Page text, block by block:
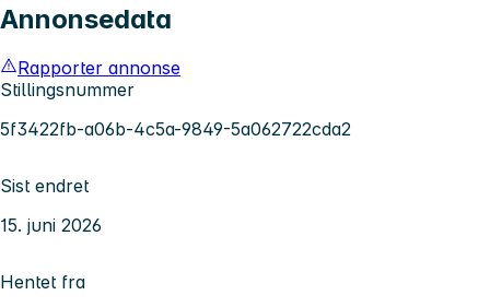
Annonsedata
Rapporter annonse
Stillingsnummer
5f3422fb-a06b-4c5a-9849-5a062722cda2
Sist endret
15. juni 2026
Hentet fra